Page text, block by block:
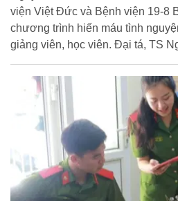
viện Việt Đức và Bệnh viện 19-8
chương trình hiến máu tình
giảng viên, học viên. Đại tá, TS